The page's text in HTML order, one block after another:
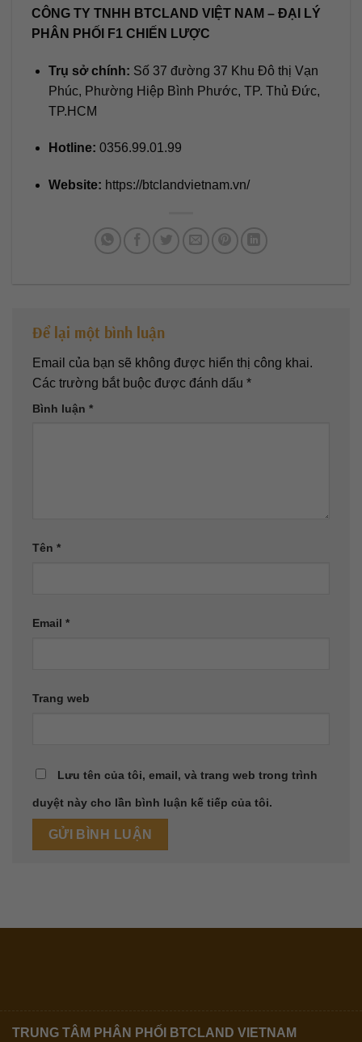
CÔNG TY TNHH BTCLAND VIỆT NAM – ĐẠI LÝ
PHÂN PHỐI F1 CHIẾN LƯỢC
Trụ sở chính: Số 37 đường 37 Khu Đô thị Vạn
Phúc, Phường Hiệp Bình Phước, TP. Thủ Đức,
TP.HCM
Hotline: 0356.99.01.99
Website: https://btclandvietnam.vn/
Để lại một bình luận
Email của bạn sẽ không được hiển thị công khai.
Các trường bắt buộc được đánh dấu *
Bình luận *
Tên *
Email *
Trang web
Lưu tên của tôi, email, và trang web trong trình
duyệt này cho lần bình luận kế tiếp của tôi.
TRUNG TÂM PHÂN PHỐI BTCLAND VIETNAM